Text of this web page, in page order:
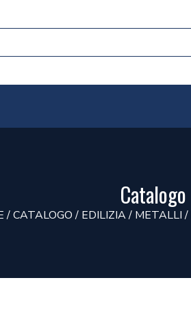
Catalogo
/ CATALOGO / EDILIZIA/ METALLI /